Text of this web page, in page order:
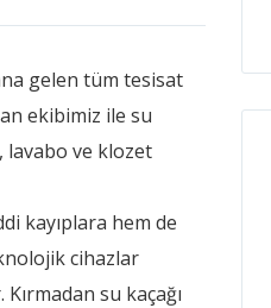
gelen tüm tesisat
ekibimiz ile su
lavabo ve klozet
kayıplara hem de
cihazlar
su kaçağı